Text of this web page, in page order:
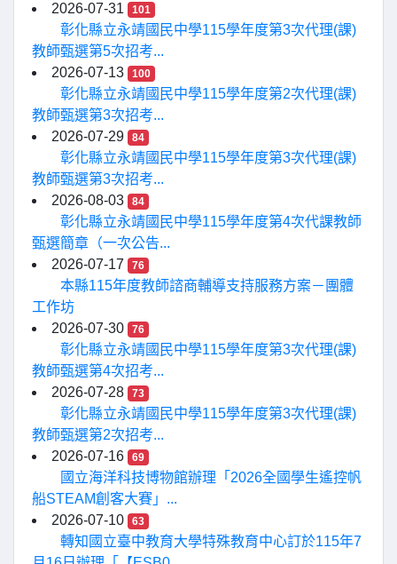
2026-07-31
101
彰化縣立永靖國民中學115學年度第3次代理(課)
教師甄選第5次招考...
2026-07-13
100
彰化縣立永靖國民中學115學年度第2次代理(課)
教師甄選第3次招考...
2026-07-29
84
彰化縣立永靖國民中學115學年度第3次代理(課)
教師甄選第3次招考...
2026-08-03
84
彰化縣立永靖國民中學115學年度第4次代課教師
甄選簡章（一次公告...
2026-07-17
76
本縣115年度教師諮商輔導支持服務方案－團體
工作坊
2026-07-30
76
彰化縣立永靖國民中學115學年度第3次代理(課)
教師甄選第4次招考...
2026-07-28
73
彰化縣立永靖國民中學115學年度第3次代理(課)
教師甄選第2次招考...
2026-07-16
69
國立海洋科技博物館辦理「2026全國學生遙控帆
船STEAM創客大賽」...
2026-07-10
63
轉知國立臺中教育大學特殊教育中心訂於115年7